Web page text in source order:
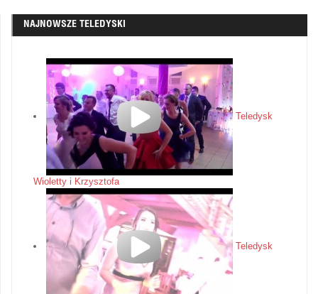
NAJNOWSZE TELEDYSKI
Teledysk
Wioletty i Krzysztofa
Teledysk